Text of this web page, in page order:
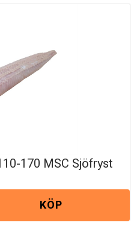
170 MSC Sjöfryst
KÖP